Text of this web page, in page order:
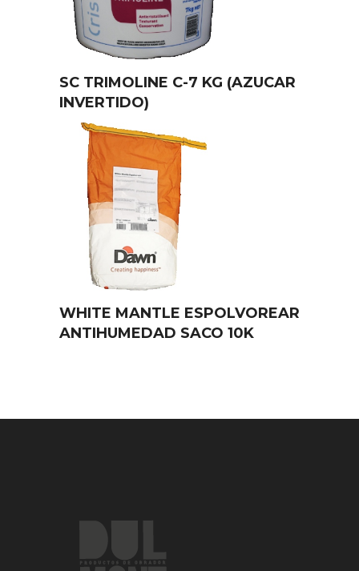
SC TRIMOLINE C-7 KG (AZUCAR
INVERTIDO)
WHITE MANTLE ESPOLVOREAR
ANTIHUMEDAD SACO 10K